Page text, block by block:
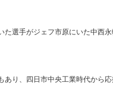
た選手がジェフ市原にいた中西永
あり、四日市中央工業時代から